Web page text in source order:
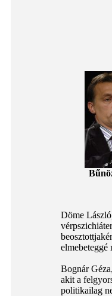
Döme
elmebeteggé
Bognár
akit a
politikailag